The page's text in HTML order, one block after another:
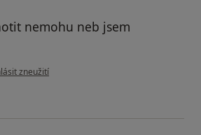
nemohu neb jsem
názoru uživatele Pacient
zneužití